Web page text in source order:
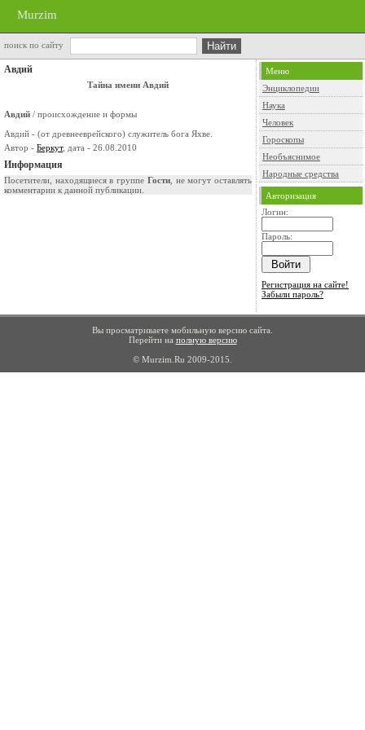
Murzim
поиск по сайту
Авдий
Тайна имени Авдий
Авдий / происхождение и формы
Авдий - (от древнееврейского) служитель бога Яхве.
Автор - Беркут, дата - 26.08.2010
Информация
Посетители, находящиеся в группе Гости, не могут оставлять
комментарии к данной публикации.
Меню
Энциклопедии
Наука
Человек
Гороскопы
Необъяснимое
Народные средства
Авторизация
Логин:
Пароль:
Регистрация на сайте!
Забыли пароль?
Вы просматриваете мобильную версию сайта.
Перейти на полную версию
© Murzim.Ru 2009-2015.